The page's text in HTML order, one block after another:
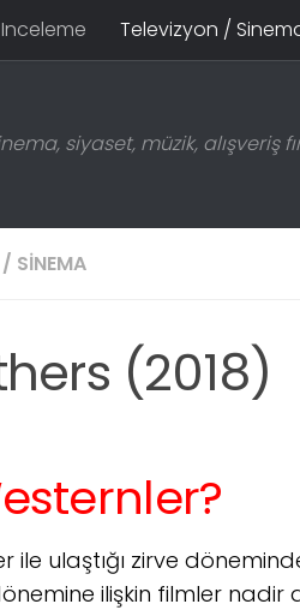
Inceleme Televizyon /
siyaset, müzik, alışveriş
SINEMA
(2018)
ile ulaştığı zirve
ilişkin filmler nadir